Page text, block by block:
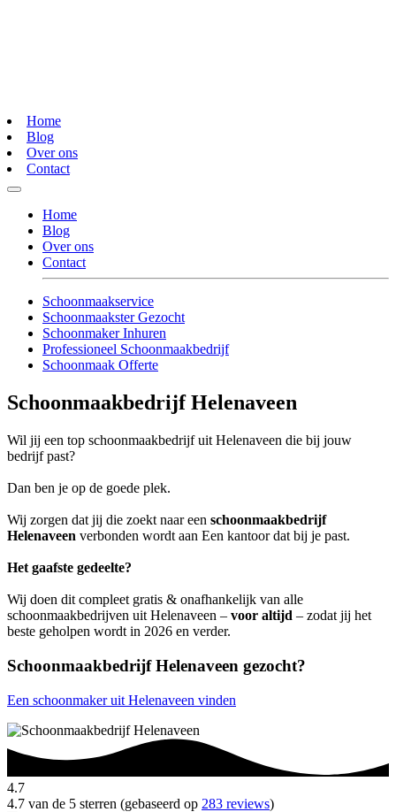
Home
Blog
Over ons
Contact
Home
Blog
Over ons
Contact
Schoonmaakservice
Schoonmaakster Gezocht
Schoonmaker Inhuren
Professioneel Schoonmaakbedrijf
Schoonmaak Offerte
Schoonmaakbedrijf Helenaveen
Wil jij een top schoonmaakbedrijf uit Helenaveen die bij jouw
bedrijf past?
Dan ben je op de goede plek.
Wij zorgen dat jij die zoekt naar een schoonmaakbedrijf
Helenaveen verbonden wordt aan Een kantoor dat bij je past.
Het gaafste gedeelte?
Wij doen dit compleet gratis & onafhankelijk van alle
schoonmaakbedrijven uit Helenaveen – voor altijd – zodat jij het
beste geholpen wordt in 2026 en verder.
Schoonmaakbedrijf Helenaveen gezocht?
Een schoonmaker uit Helenaveen vinden
4.7
4.7 van de 5 sterren (gebaseerd op 283 reviews)